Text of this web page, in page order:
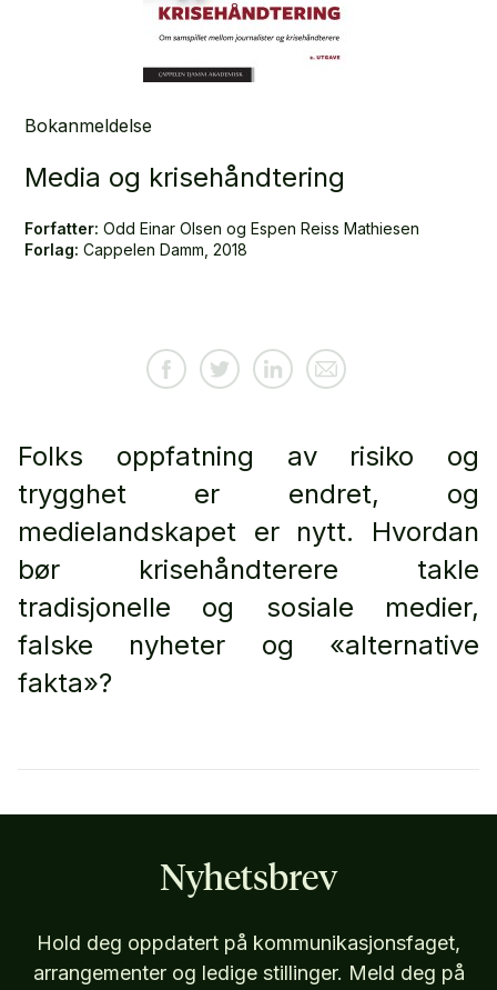
Bokanmeldelse
Media og krisehåndtering
Forfatter: Odd Einar Olsen og Espen Reiss Mathiesen
Forlag: Cappelen Damm, 2018
Folks oppfatning av risiko og
trygghet er endret, og
medielandskapet er nytt. Hvordan
bør krisehåndterere takle
tradisjonelle og sosiale medier,
falske nyheter og «alternative
fakta»?
Nyhetsbrev
Hold deg oppdatert på kommunikasjonsfaget,
arrangementer og ledige stillinger. Meld deg på